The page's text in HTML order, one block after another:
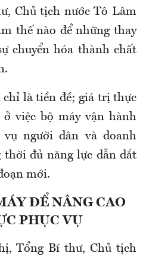
Chủ tịch nước Tô Lâm
thế nào để những thay
chuyển hóa thành chất
là tiền đề; giá trị thực
ở việc bộ máy vận hành
người dân và doanh
đủ năng lực dẫn dắt
mới.
ĐỂ NÂNG CAO
PHỤC VỤ
Tổng Bí thư, Chủ tịch